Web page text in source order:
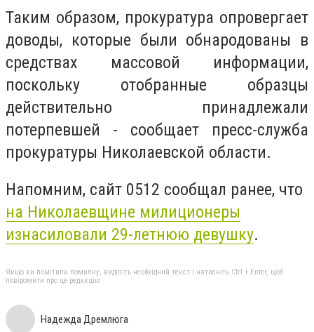
Таким образом, прокуратура опровергает
доводы, которые были обнародованы в
средствах массовой информации,
поскольку отобранные образцы
действительно принадлежали
потерпевшей - сообщает пресс-служба
прокуратуры Николаевской области.
Напомним, сайт 0512 сообщал ранее, что
на Николаевщине милиционеры
изнасиловали 29-летнюю девушку.
Якщо ви помітили помилку, виділіть необхідний текст і натисніть Ctrl + Enter, щоб
повідомити про це редакцію
Надежда Дремлюга